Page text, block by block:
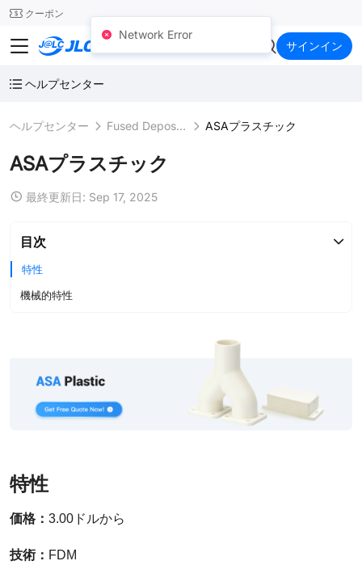
24SMT クーポン
JLC3DP サインイン
ヘルプセンター
ヘルプセンター Fused Deposition Modeling (FDM) ASAプラスチック
ASAプラスチック
最終更新日: Sep 17, 2025
目次
特性
機械的特性
特性
価格： 3.00ドルから
技術： FDM
Network Error